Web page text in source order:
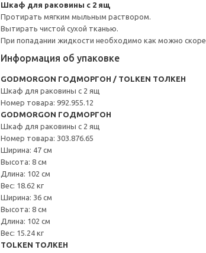
Шкаф для раковины с 2 ящ
Протирать мягким мыльным раствором.
Вытирать чистой сухой тканью.
При попадании жидкости необходимо как можно
Информация об упаковке
GODMORGON ГОДМОРГОН / TOLKEN ТОЛКЕН
Шкаф для раковины с 2 ящ
Номер товара: 992.955.12
GODMORGON ГОДМОРГОН
Шкаф для раковины с 2 ящ
Номер товара: 303.876.65
Ширина: 47 см
Высота: 8 см
Длина: 102 см
Вес: 18.62 кг
Ширина: 36 см
Высота: 8 см
Длина: 102 см
Вес: 15.24 кг
TOLKEN ТОЛКЕН